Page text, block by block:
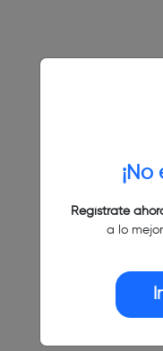
¡No
Regístrate
a lo